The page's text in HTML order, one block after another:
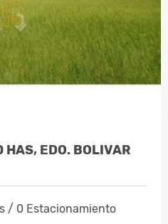
EDO. BOLIVAR
/ 0 Estacionamiento